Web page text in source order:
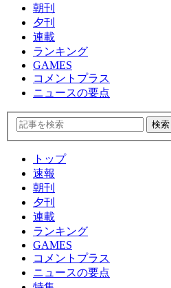
朝刊
夕刊
連載
ランキング
GAMES
コメントプラス
ニュースの要点
トップ
速報
朝刊
夕刊
連載
ランキング
GAMES
コメントプラス
ニュースの要点